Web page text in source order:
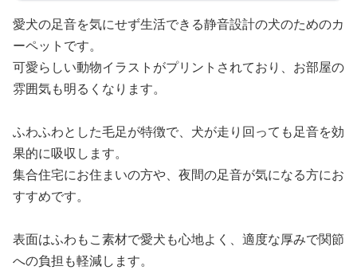
愛犬の足音を気にせず生活できる静音設計の犬のためのカ
ーペットです。
可愛らしい動物イラストがプリントされており、お部屋の
雰囲気も明るくなります。
ふわふわとした毛足が特徴で、犬が走り回っても足音を効
果的に吸収します。
集合住宅にお住まいの方や、夜間の足音が気になる方にお
すすめです。
表面はふわもこ素材で愛犬も心地よく、適度な厚みで関節
への負担も軽減します。